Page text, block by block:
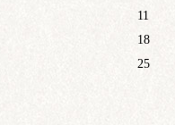
11
18
25